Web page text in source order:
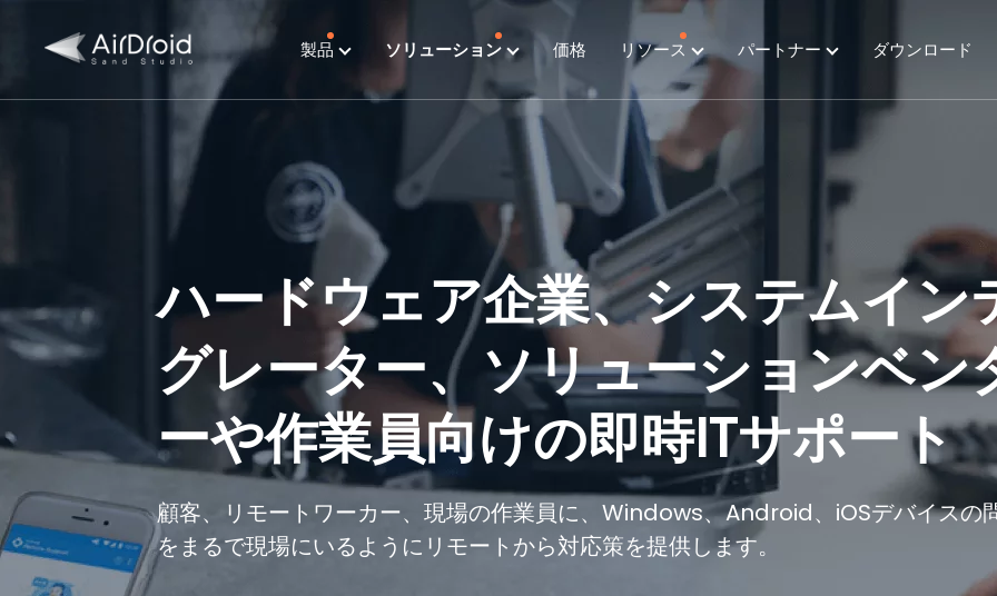
製品 ソリューション 価格 リソース パートナー ダウンロード
ハードウェア企業、システムイン
グレーター、ソリューションベン
ーや作業員向けの即時ITサポート
顧客、リモートワーカー、現場の作業員に、Windows、Android、iOSデバイスの
をまるで現場にいるようにリモートから対応策を提供します。